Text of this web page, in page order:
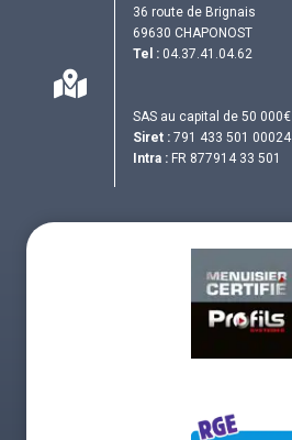
36 route de Brignais
69630 CHAPONOST
Tel : 04.37.41.04.62
SAS au capital de 50 000€
Siret : 791 433 501 00024
Intra : FR 877914 33 501